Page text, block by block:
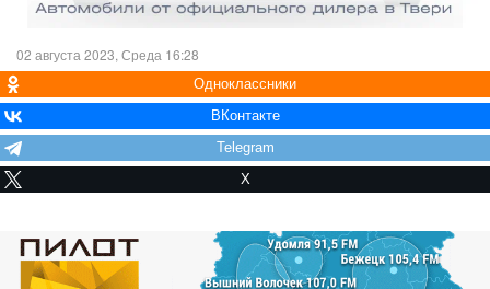
02 августа 2023, Среда 16:28
Одноклассники
ВКонтакте
Telegram
X